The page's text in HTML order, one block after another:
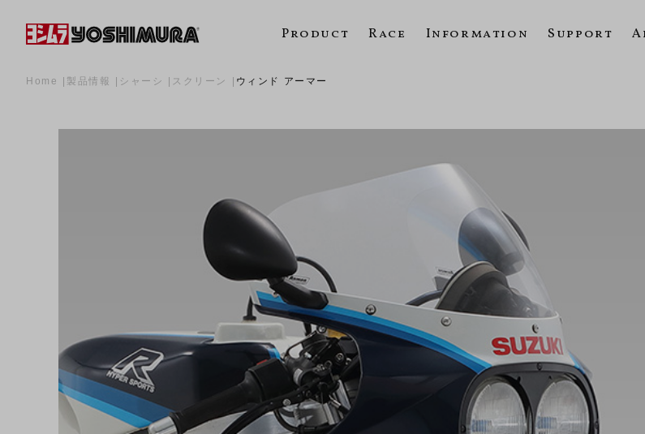
Product Race Information Support
Home 製品情報 シャーシ スクリーン ウィンド アーマー